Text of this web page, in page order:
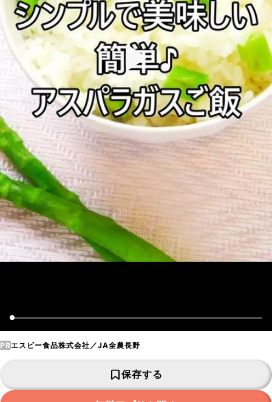
PRエスビー食品株式会社／JA全農長野
保存する